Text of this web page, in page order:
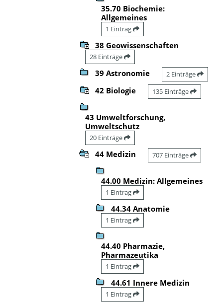
35.70 Biochemie:
Allgemeines
1 Eintrag
38 Geowissenschaften
28 Einträge
39 Astronomie 2 Einträge
42 Biologie 135 Einträge
43 Umweltforschung,
Umweltschutz
20 Einträge
44 Medizin 707 Einträge
44.00 Medizin: Allgemeines
1 Eintrag
44.34 Anatomie
1 Eintrag
44.40 Pharmazie,
Pharmazeutika
1 Eintrag
44.61 Innere Medizin
1 Eintrag